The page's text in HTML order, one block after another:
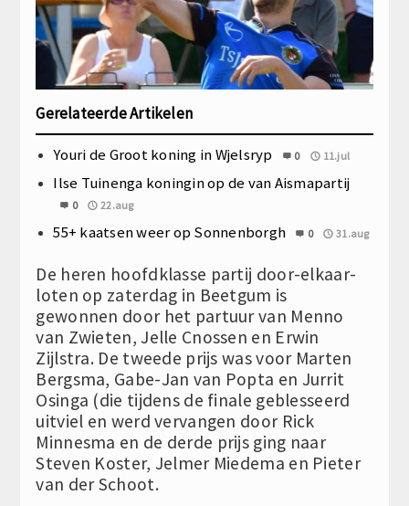
Gerelateerde Artikelen
Youri de Groot koning in Wjelsryp 0 11.jul
Ilse Tuinenga koningin op de van Aismapartij
0 22.aug
55+ kaatsen weer op Sonnenborgh 0 31.aug
De heren hoofdklasse partij door-elkaar-
loten op zaterdag in Beetgum is
gewonnen door het partuur van Menno
van Zwieten, Jelle Cnossen en Erwin
Zijlstra. De tweede prijs was voor Marten
Bergsma, Gabe-Jan van Popta en Jurrit
Osinga (die tijdens de finale geblesseerd
uitviel en werd vervangen door Rick
Minnesma en de derde prijs ging naar
Steven Koster, Jelmer Miedema en Pieter
van der Schoot.